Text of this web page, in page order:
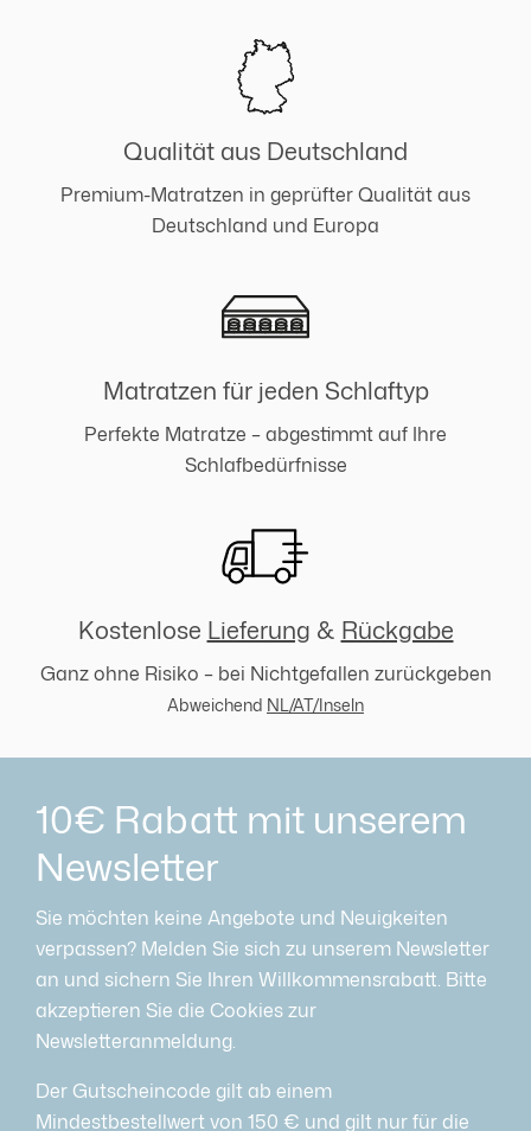
Qualität aus Deutschland
Premium-Matratzen in geprüfter Qualität aus
Deutschland und Europa
Matratzen für jeden Schlaftyp
Perfekte Matratze – abgestimmt auf Ihre
Schlafbedürfnisse
Kostenlose Lieferung & Rückgabe
Ganz ohne Risiko – bei Nichtgefallen zurückgeben
Abweichend NL/AT/Inseln
10€ Rabatt mit unserem
Newsletter
Sie möchten keine Angebote und Neuigkeiten
verpassen? Melden Sie sich zu unserem Newsletter
an und sichern Sie Ihren Willkommensrabatt. Bitte
akzeptieren Sie die Cookies zur
Newsletteranmeldung.
Der Gutscheincode gilt ab einem
Mindestbestellwert von 150 € und gilt nur für die